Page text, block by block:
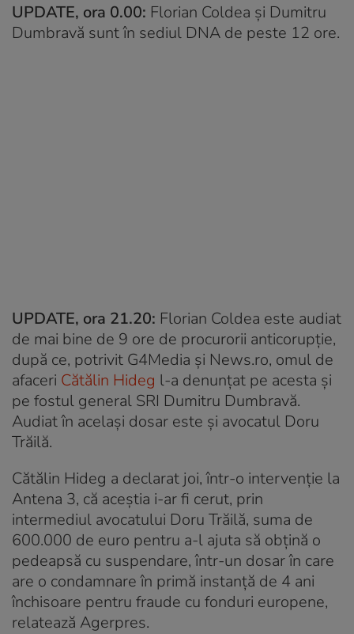
UPDATE, ora 0.00: Florian Coldea și Dumitru
Dumbravă sunt în sediul DNA de peste 12 ore.
UPDATE, ora 21.20: Florian Coldea este audiat
de mai bine de 9 ore de procurorii anticorupţie,
după ce, potrivit G4Media și News.ro, omul de
afaceri Cătălin Hideg l-a denunţat pe acesta şi
pe fostul general SRI Dumitru Dumbravă.
Audiat în același dosar este și avocatul Doru
Trăilă.
Cătălin Hideg a declarat joi, într-o intervenţie la
Antena 3, că aceştia i-ar fi cerut, prin
intermediul avocatului Doru Trăilă, suma de
600.000 de euro pentru a-l ajuta să obţină o
pedeapsă cu suspendare, într-un dosar în care
are o condamnare în primă instanţă de 4 ani
închisoare pentru fraude cu fonduri europene,
relatează Agerpres.